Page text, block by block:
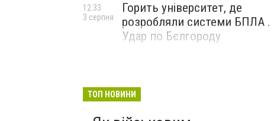
Горить університет, де
розробляли системи БПЛА .
Удар по Бєлгороду
12:33
3 серпня
ТОП НОВИНИ